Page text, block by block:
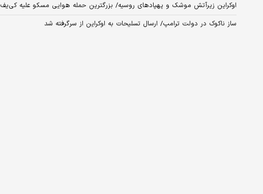
اوکراین زیرآتش موشک و پهپادهای روسیه/ بزرگترین حمله هوایی مسکو علیه کی‌یف
ساز ناکوک در دولت ترامپ/ ارسال تسلیحات به اوکراین از سرگرفته شد